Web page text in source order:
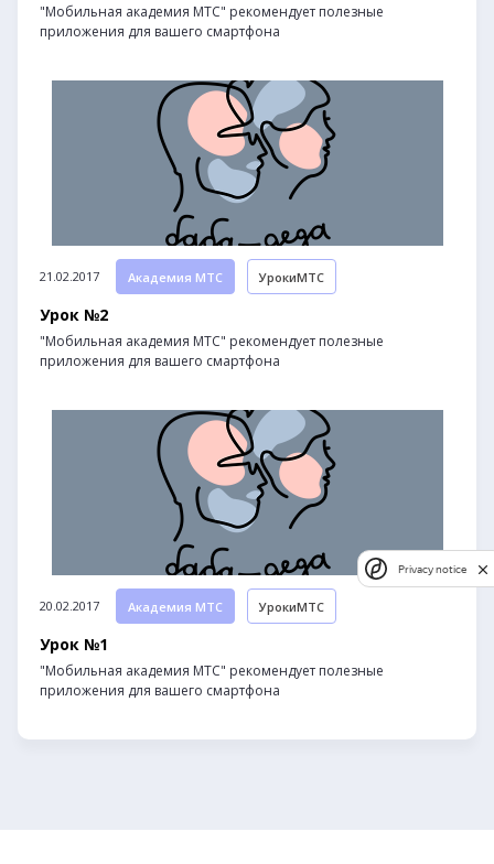
"Мобильная академия МТС" рекомендует полезные
приложения для вашего смартфона
21.02.2017 Академия МТС УрокиМТС
Урок №2
"Мобильная академия МТС" рекомендует полезные
приложения для вашего смартфона
20.02.2017 Академия МТС УрокиМТС
Урок №1
"Мобильная академия МТС" рекомендует полезные
приложения для вашего смартфона
Privacy notice